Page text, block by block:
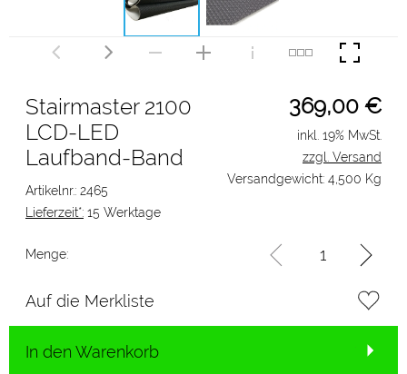
369,00 €
Stairmaster 2100
LCD-LED
Laufband-Band
Artikelnr.: 2465
Lieferzeit*: 15 Werktage
inkl. 19% MwSt.
zzgl. Versand
Versandgewicht: 4,500 Kg
Menge:
Auf die Merkliste
In den Warenkorb